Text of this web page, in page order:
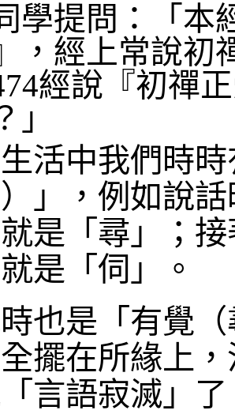
學提問：「本
，經上常說初
經說『初禪
」
活中我們時
）」，例如說
是「尋」；
是「伺」。
也是「有覺
擺在所緣上
言語寂滅」了